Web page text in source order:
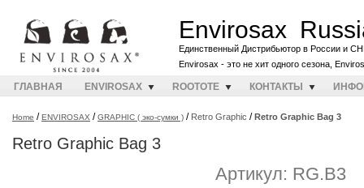
Envirosax
Единственный Дистрибьютор в России и
Envirosax - это не хит одного сезона,
ГЛАВНАЯ ENVIROSAX ROOTOTE КОНТАКТЫ
Home /ENVIROSAX /GRAPHIC ( эко-сумки ) / Retro Graphic /Retro Graphic Bag 3
Retro Graphic Bag 3
Артикул: RG.B3